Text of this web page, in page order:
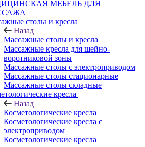
МЕБЕЛЬ ДЛЯ
столы и кресла
Назад
Массажные столы и кресла
Массажные кресла для шейно-
воротниковой зоны
Массажные столы с электроприводом
Массажные столы стационарные
Массажные столы складные
кресла
Назад
Косметологические кресла
Косметологические кресла с
электроприводом
Косметологические кресла